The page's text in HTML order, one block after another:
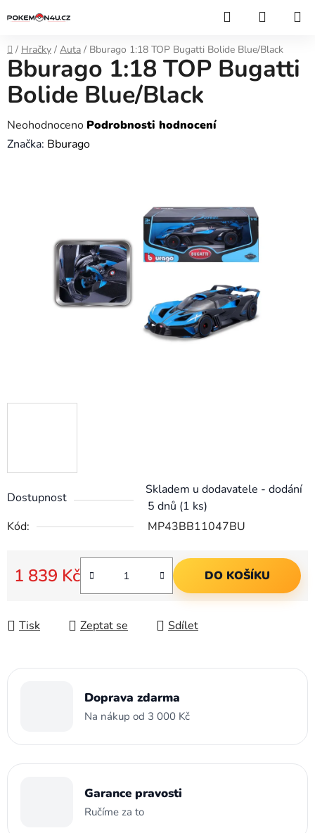
na
Hledat
Domů
/ Hračky / Auta / Bburago 1:18 TOP Bugatti Bolide Blue/Black
Dostupnost
Skladem u dodavatele - dodání
5 dnů (1 ks)
Kód:
MP43BB11047BU
1 839 Kč DO KOŠÍKU
Tisk Zeptat se Sdílet
Bburago 1:18 TOP Bugatti
Bolide Blue/Black
Průměrné
hodnocení
hvězdiček.
Neohodnoceno Podrobnosti hodnocení
Značka: Bburago
Doprava zdarma
Na nákup od 3 000 Kč
Garance pravosti
Ručíme za to